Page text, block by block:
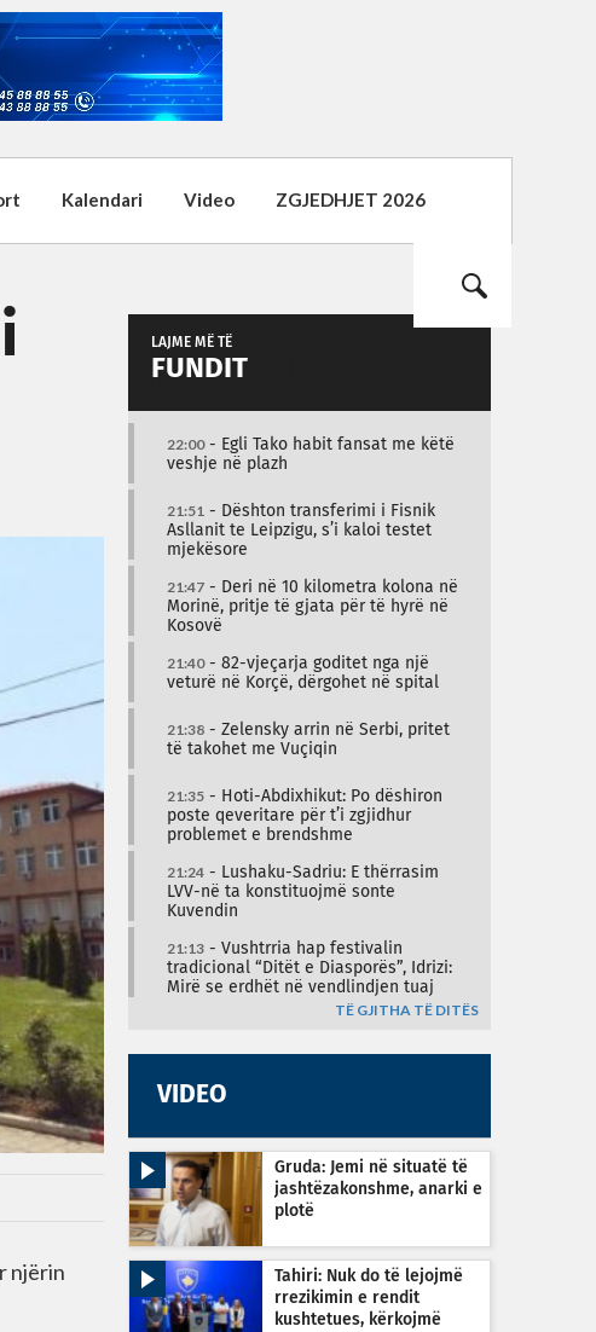
Kalendari Video ZGJEDHJET 2026
njërin
LAJME MË TË
FUNDIT
22:00- Egli Tako habit fansat me këtë
veshje në plazh
21:51 - Dështon transferimi i Fisnik
Asllanit te Leipzigu, s’i kaloi testet
mjekësore
21:47 - Deri në 10 kilometra kolona në
Morinë, pritje të gjata për të hyrë në
Kosovë
21:40- 82-vjeçarja goditet nga një
veturë në Korçë, dërgohet në spital
21:38 - Zelensky arrin në Serbi, pritet
të takohet me Vuçiqin
21:35 - Hoti-Abdixhikut: Po dëshiron
poste qeveritare për t’i zgjidhur
problemet e brendshme
21:24 - Lushaku-Sadriu: E thërrasim
LVV-në ta konstituojmë sonte
Kuvendin
21:13 - Vushtrria hap festivalin
tradicional “Ditët e Diasporës”, Idrizi:
Mirë se erdhët në vendlindjen tuaj
TË GJITHA TË DITËS
VIDEO
Gruda: Jemi në situatë të
jashtëzakonshme, anarki e
plotë
Tahiri: Nuk do të lejojmë
rrezikimin e rendit
kushtetues, kërkojmë